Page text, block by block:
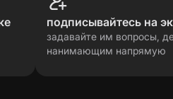
подписывайтесь на
задавайте им вопросы,
нанимающим напрямую